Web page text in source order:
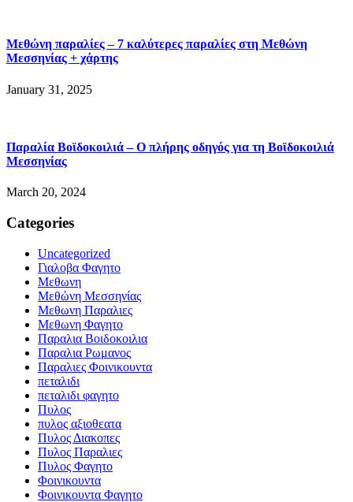
Μεθώνη παραλίες – 7 καλύτερες παραλίες στη Μεθώνη
Μεσσηνίας + χάρτης
January 31, 2025
Παραλία Βοϊδοκοιλιά – Ο πλήρης οδηγός για τη Βοϊδοκοιλιά
Μεσσηνίας
March 20, 2024
Categories
Uncategorized
Γιαλοβα Φαγητο
Μεθωνη
Μεθώνη Μεσσηνίας
Μεθωνη Παραλιες
Μεθωνη Φαγητο
Παραλια Βοιδοκοιλια
Παραλια Ρωμανος
Παραλιες Φοινικουντα
πεταλιδι
πεταλιδι φαγητο
Πυλος
πυλος αξιοθεατα
Πυλος Διακοπες
Πυλος Παραλιες
Πυλος Φαγητο
Φοινικουντα
Φοινικουντα Φαγητο